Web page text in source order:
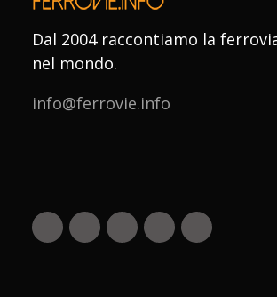
Dal 2004 raccontiamo la
nel mondo.
info@ferrovie.info